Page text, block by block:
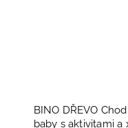
BINO DŘEVO
baby s aktivitami a